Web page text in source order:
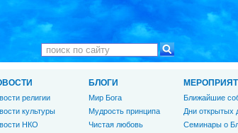
религии
культуры
НКО
БЛОГИ
Мир Бога
Мудрость принципа
Чистая любовь
Ближайшие
Дни открытых
Семинары о